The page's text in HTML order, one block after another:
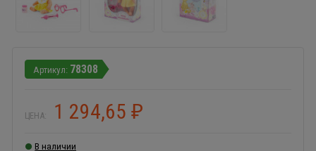
78308
ЦЕНА: 1 294,65 ₽
В наличии